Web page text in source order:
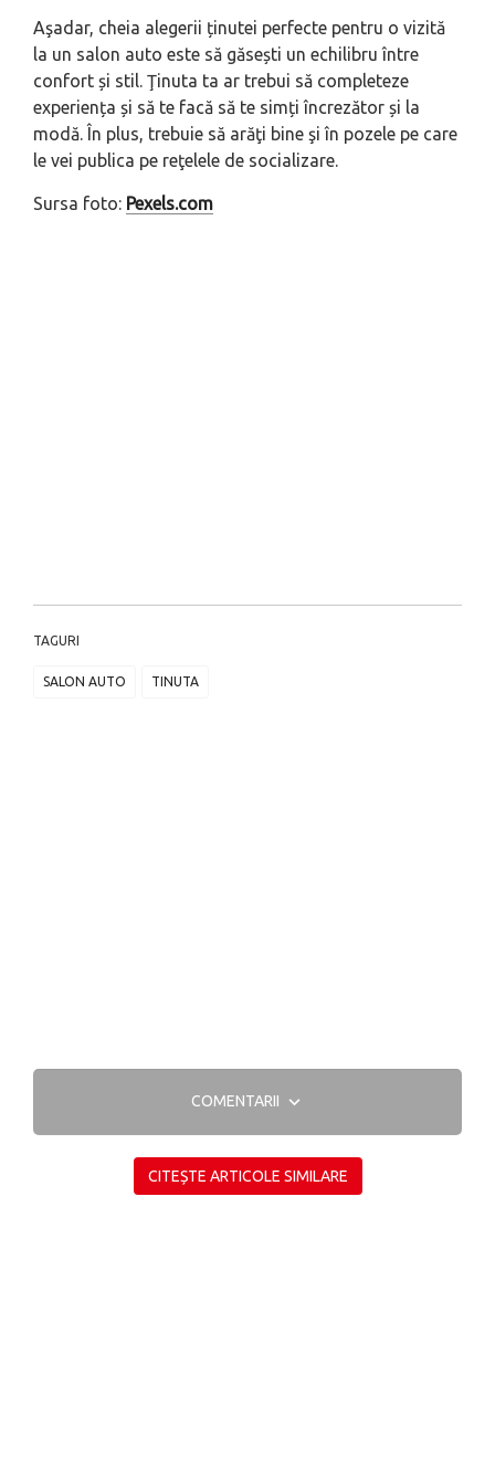
Aşadar, cheia alegerii ținutei perfecte pentru o vizită
la un salon auto este să găsești un echilibru între
confort și stil. Ţinuta ta ar trebui să completeze
experiența și să te facă să te simți încrezător și la
modă. În plus, trebuie să arăţi bine şi în pozele pe care
le vei publica pe reţelele de socializare.
Sursa foto: Pexels.com
TAGURI
SALON AUTO TINUTA
COMENTARII
CITEȘTE ARTICOLE SIMILARE